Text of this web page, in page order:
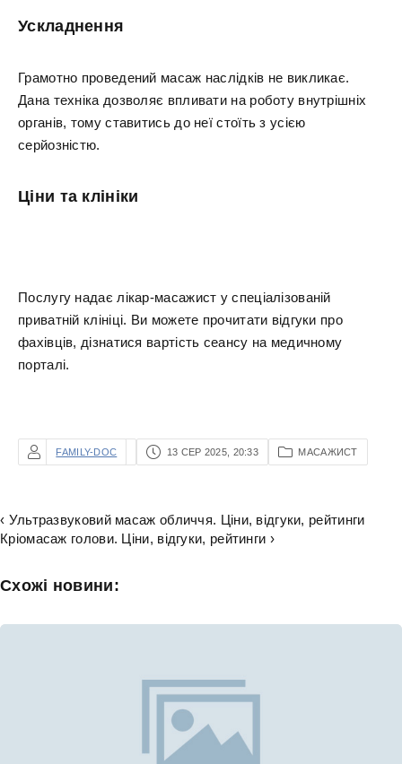
Ускладнення
Грамотно проведений масаж наслідків не викликає.
Дана техніка дозволяє впливати на роботу внутрішніх
органів, тому ставитись до неї стоїть з усією
серйозністю.
Ціни та клініки
Послугу надає лікар-масажист у спеціалізованій
приватній клініці. Ви можете прочитати відгуки про
фахівців, дізнатися вартість сеансу на медичному
порталі.
FAMILY-DOC 13 СЕР 2025, 20:33 МАСАЖИСТ
‹ Ультразвуковий масаж обличчя. Ціни, відгуки, рейтинги
Кріомасаж голови. Ціни, відгуки, рейтинги ›
Схожі новини: